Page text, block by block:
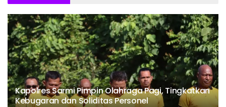
Kapolres Sarmi Pimpin Olahraga Pagi, Tingkatkan
Kebugaran dan Soliditas Personel